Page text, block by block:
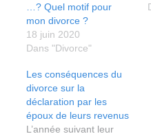
…? Quel motif pour
mon divorce ?
18 juin 2020
Dans "Divorce"
Les conséquences du
divorce sur la
déclaration par les
époux de leurs revenus
L’année suivant leur